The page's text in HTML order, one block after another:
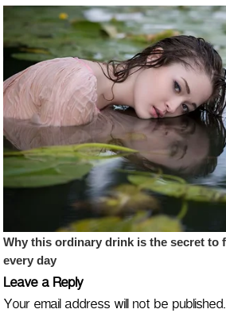
Leave a Reply
Your email address will not be published.